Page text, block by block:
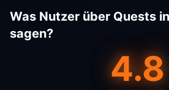
Was Nutzer über Quests
sagen?
4.8